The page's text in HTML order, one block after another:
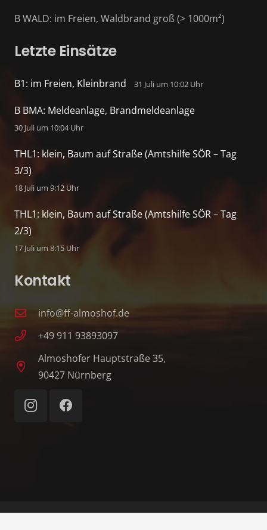
B WALD: im Freien, Waldbrand groß (> 1000m²)
Letzte Einsätze
B1: im Freien, Kleinbrand 31 Juli um 10:02 Uhr
B BMA: Meldeanlage, Brandmeldeanlage
30 Juli um 10:04 Uhr
THL1: klein, Baum auf Straße (Amtshilfe SÖR – Tag
3/3)
18 Juli um 9:12 Uhr
THL1: klein, Baum auf Straße (Amtshilfe SÖR – Tag
2/3)
17 Juli um 8:15 Uhr
Kontakt
info@ff-almoshof.de
+49 911 93893097
Almoshofer Hauptstraße 35,
90427 Nürnberg